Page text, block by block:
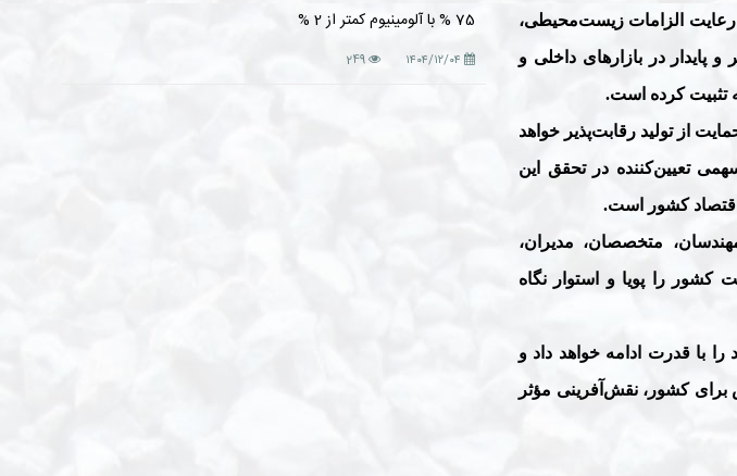
رعایت الزامات زیست‌محیطی،
در بازارهای داخلی و
تثبیت کرده است.
از تولید رقابت‌پذیر خواهد
تعیین‌کننده در تحقق این
اقتصاد کشور است.
متخصصان، مدیران،
را پویا و استوار نگاه
با قدرت ادامه خواهد داد و
برای کشور، نقش‌آفرینی مؤثر
75 % با آلومینیوم کمتر از 2 %
۱۴۰۴/۱۲/۰۴ 249